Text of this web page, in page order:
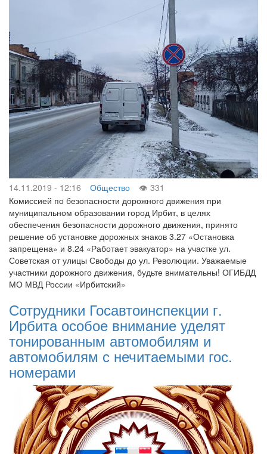
14.11.2019 - 12:16 Общество
331
Комиссией по безопасности дорожного движения при
муниципальном образовании город Ирбит, в целях
обеспечения безопасности дорожного движения, принято
решение об установке дорожных знаков 3.27 «Остановка
запрещена» и 8.24 «Работает эвакуатор» на участке ул.
Советская от улицы Свободы до ул. Революции. Уважаемые
участники дорожного движения, будьте внимательны! ОГИБДД
МО МВД России «Ирбитский»
Сотрудники Госавтоинспекции г.
Ирбита особое внимание уделят
тонированным автомобилям и
автомобилям с нечитаемыми гос.
номерами